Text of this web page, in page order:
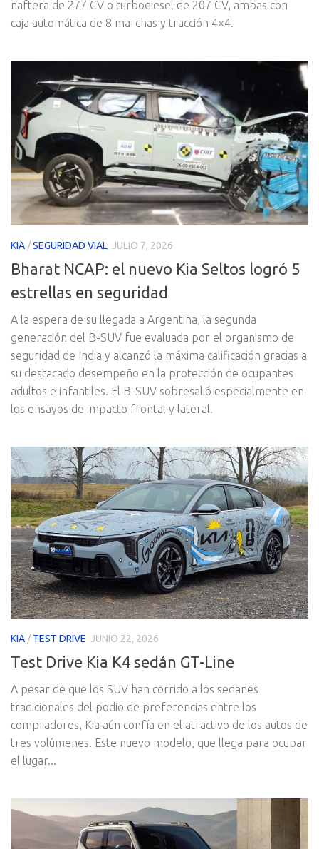
naftera de 277 CV o turbodiesel de 207 CV, ambas con
caja automática de 8 marchas y tracción 4×4.
KIA /SEGURIDAD VIAL JULIO 7, 2026
Bharat NCAP: el nuevo Kia Seltos logró 5
estrellas en seguridad
A la espera de su llegada a Argentina, la segunda
generación del B-SUV fue evaluada por el organismo de
seguridad de India y alcanzó la máxima calificación gracias a
su destacado desempeño en la protección de ocupantes
adultos e infantiles. El B-SUV sobresalió especialmente en
los ensayos de impacto frontal y lateral.
KIA /TEST DRIVE JUNIO 22, 2026
Test Drive Kia K4 sedán GT-Line
A pesar de que los SUV han corrido a los sedanes
tradicionales del podio de preferencias entre los
compradores, Kia aún confía en el atractivo de los autos de
tres volúmenes. Este nuevo modelo, que llega para ocupar
el lugar...